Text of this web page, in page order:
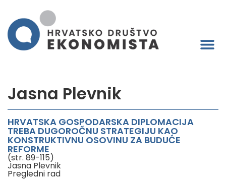
Jasna Plevnik
HRVATSKA GOSPODARSKA DIPLOMACIJA
TREBA DUGOROČNU STRATEGIJU KAO
KONSTRUKTIVNU OSOVINU ZA BUDUĆE
REFORME
(str. 89-115)
Jasna Plevnik
Pregledni rad